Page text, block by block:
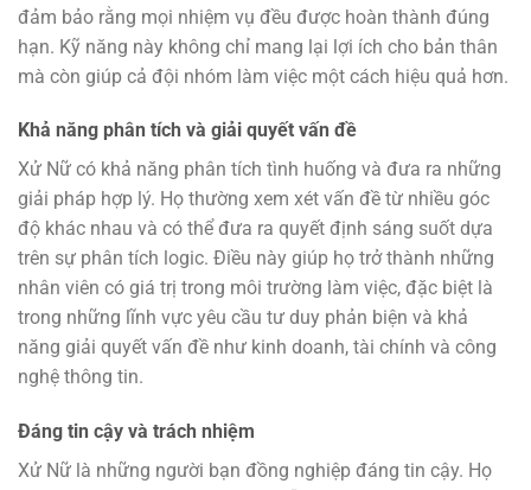
đảm bảo rằng mọi nhiệm vụ đều được hoàn thành đúng
hạn. Kỹ năng này không chỉ mang lại lợi ích cho bản thân
mà còn giúp cả đội nhóm làm việc một cách hiệu quả hơn.
Khả năng phân tích và giải quyết vấn đề
Xử Nữ có khả năng phân tích tình huống và đưa ra những
giải pháp hợp lý. Họ thường xem xét vấn đề từ nhiều góc
độ khác nhau và có thể đưa ra quyết định sáng suốt dựa
trên sự phân tích logic. Điều này giúp họ trở thành những
nhân viên có giá trị trong môi trường làm việc, đặc biệt là
trong những lĩnh vực yêu cầu tư duy phản biện và khả
năng giải quyết vấn đề như kinh doanh, tài chính và công
nghệ thông tin.
Đáng tin cậy và trách nhiệm
Xử Nữ là những người bạn đồng nghiệp đáng tin cậy. Họ